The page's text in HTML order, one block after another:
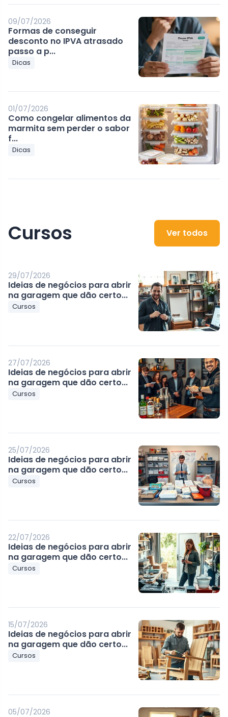
09/07/2026
Formas de conseguir
desconto no IPVA atrasado
passo a p...
Dicas
01/07/2026
Como congelar alimentos da
marmita sem perder o sabor
f...
Dicas
Cursos Ver todos
29/07/2026
Ideias de negócios para abrir
na garagem que dão certo...
Cursos
27/07/2026
Ideias de negócios para abrir
na garagem que dão certo...
Cursos
25/07/2026
Ideias de negócios para abrir
na garagem que dão certo...
Cursos
22/07/2026
Ideias de negócios para abrir
na garagem que dão certo...
Cursos
15/07/2026
Ideias de negócios para abrir
na garagem que dão certo...
Cursos
05/07/2026